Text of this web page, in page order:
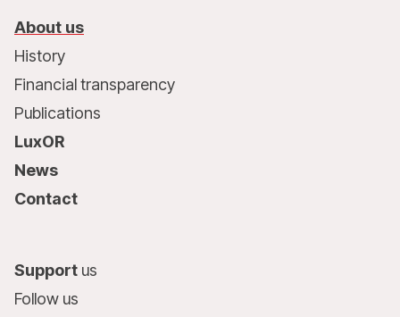
About us
History
Financial transparency
Publications
LuxOR
News
Contact
Support us
Follow us